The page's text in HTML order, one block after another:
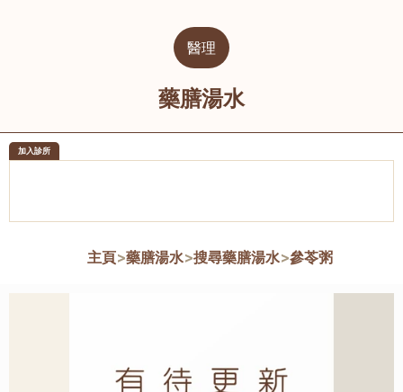
醫理
藥膳湯水
加入診所
主頁>藥膳湯水>搜尋藥膳湯水>參苓粥